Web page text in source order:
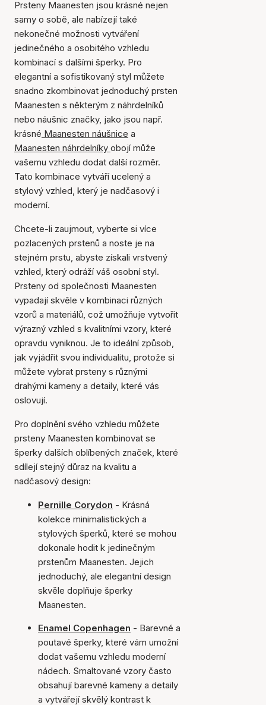
Prsteny Maanesten jsou krásné nejen
samy o sobě, ale nabízejí také
nekonečné možnosti vytváření
jedinečného a osobitého vzhledu
kombinací s dalšími šperky. Pro
elegantní a sofistikovaný styl můžete
snadno zkombinovat jednoduchý prsten
Maanesten s některým z náhrdelníků
nebo náušnic značky, jako jsou např.
krásné Maanesten náušnice a
Maanesten náhrdelníky obojí může
vašemu vzhledu dodat další rozměr.
Tato kombinace vytváří ucelený a
stylový vzhled, který je nadčasový i
moderní.
Chcete-li zaujmout, vyberte si více
pozlacených prstenů a noste je na
stejném prstu, abyste získali vrstvený
vzhled, který odráží váš osobní styl.
Prsteny od společnosti Maanesten
vypadají skvěle v kombinaci různých
vzorů a materiálů, což umožňuje vytvořit
výrazný vzhled s kvalitními vzory, které
opravdu vyniknou. Je to ideální způsob,
jak vyjádřit svou individualitu, protože si
můžete vybrat prsteny s různými
drahými kameny a detaily, které vás
oslovují.
Pro doplnění svého vzhledu můžete
prsteny Maanesten kombinovat se
šperky dalších oblíbených značek, které
sdílejí stejný důraz na kvalitu a
nadčasový design:
Pernille Corydon - Krásná
kolekce minimalistických a
stylových šperků, které se mohou
dokonale hodit k jedinečným
prstenům Maanesten. Jejich
jednoduchý, ale elegantní design
skvěle doplňuje šperky
Maanesten.
Enamel Copenhagen - Barevné a
poutavé šperky, které vám umožní
dodat vašemu vzhledu moderní
nádech. Smaltované vzory často
obsahují barevné kameny a detaily
a vytvářejí skvělý kontrast k